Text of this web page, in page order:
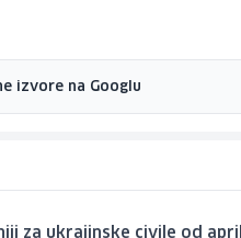
izvore na Googlu
za ukrajinske civile od